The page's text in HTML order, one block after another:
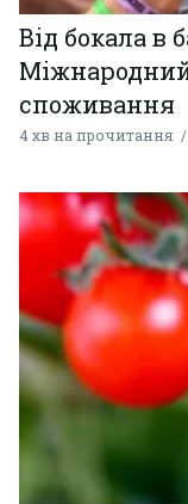
Від бокала в
споживання
4 хв на прочитання